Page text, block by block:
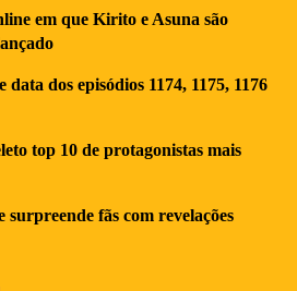
em que Kirito e Asuna são
data dos episódios 1174, 1175, 1176
top 10 de protagonistas mais
surpreende fãs com revelações